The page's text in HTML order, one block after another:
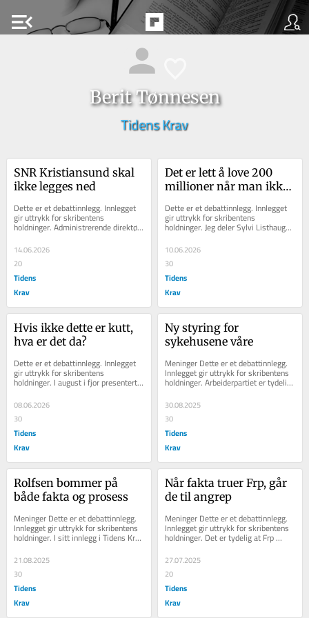
menu_open
Berit Tønnesen
Tidens Krav
SNR Kristiansund skal
ikke legges ned
Dette er et debattinnlegg. Innlegget
gir uttrykk for skribentens
holdninger. Administrerende direktør
i Helse Møre og Romsdal begrunner
nå en mulig...
14.06.2026
20
Tidens
Krav
Det er lett å love 200
millioner når man ikke
Dette er et debattinnlegg. Innlegget
gir uttrykk for skribentens
holdninger. Jeg deler Sylvi Listhaugs
bekymring for utviklingen i Helse
Møre og...
10.06.2026
30
Tidens
Krav
Hvis ikke dette er kutt,
hva er det da?
Dette er et debattinnlegg. Innlegget
gir uttrykk for skribentens
holdninger. I august i fjor presenterte
helseminister Jan Christian Vestre...
08.06.2026
30
Tidens
Krav
Ny styring for
sykehusene våre
Meninger Dette er et debattinnlegg.
Innlegget gir uttrykk for skribentens
holdninger. Arbeiderpartiet er tydelig
i sitt program; Vi ønsker en...
30.08.2025
30
Tidens
Krav
Rolfsen bommer på
både fakta og prosess
Meninger Dette er et debattinnlegg.
Innlegget gir uttrykk for skribentens
holdninger. I sitt innlegg i Tidens Krav
hevder Erik Rolfsen (V) at...
21.08.2025
30
Tidens
Krav
Når fakta truer Frp, går
de til angrep
Meninger Dette er et debattinnlegg.
Innlegget gir uttrykk for skribentens
holdninger. Det er tydelig at Frp
kjenner på presset når de reagerer...
27.07.2025
20
Tidens
Krav